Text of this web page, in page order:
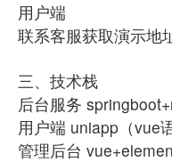
用户端
联系客服获取演示地
三、技术栈
后台服务
用户端 uniapp（vue
管理后台